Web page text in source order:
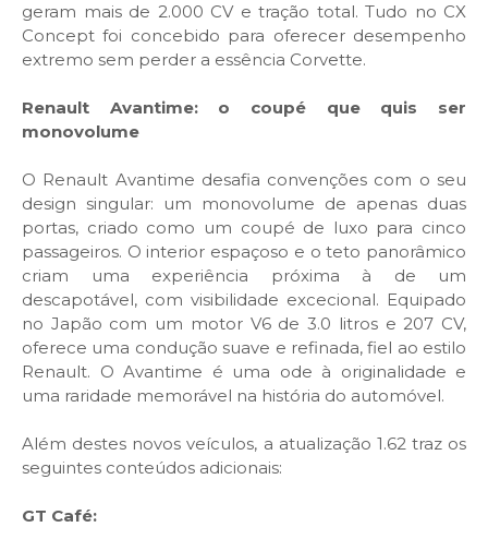
geram mais de 2.000 CV e tração total. Tudo no CX
Concept foi concebido para oferecer desempenho
extremo sem perder a essência Corvette.
Renault Avantime: o coupé que quis ser
monovolume
O Renault Avantime desafia convenções com o seu
design singular: um monovolume de apenas duas
portas, criado como um coupé de luxo para cinco
passageiros. O interior espaçoso e o teto panorâmico
criam uma experiência próxima à de um
descapotável, com visibilidade excecional. Equipado
no Japão com um motor V6 de 3.0 litros e 207 CV,
oferece uma condução suave e refinada, fiel ao estilo
Renault. O Avantime é uma ode à originalidade e
uma raridade memorável na história do automóvel.
Além destes novos veículos, a atualização 1.62 traz os
seguintes conteúdos adicionais:
GT Café: